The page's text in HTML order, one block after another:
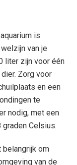
is
van je
liter zijn voor één
Zorg voor
en een
te
nodig, met een
Celsius.
belangrijk om
van de